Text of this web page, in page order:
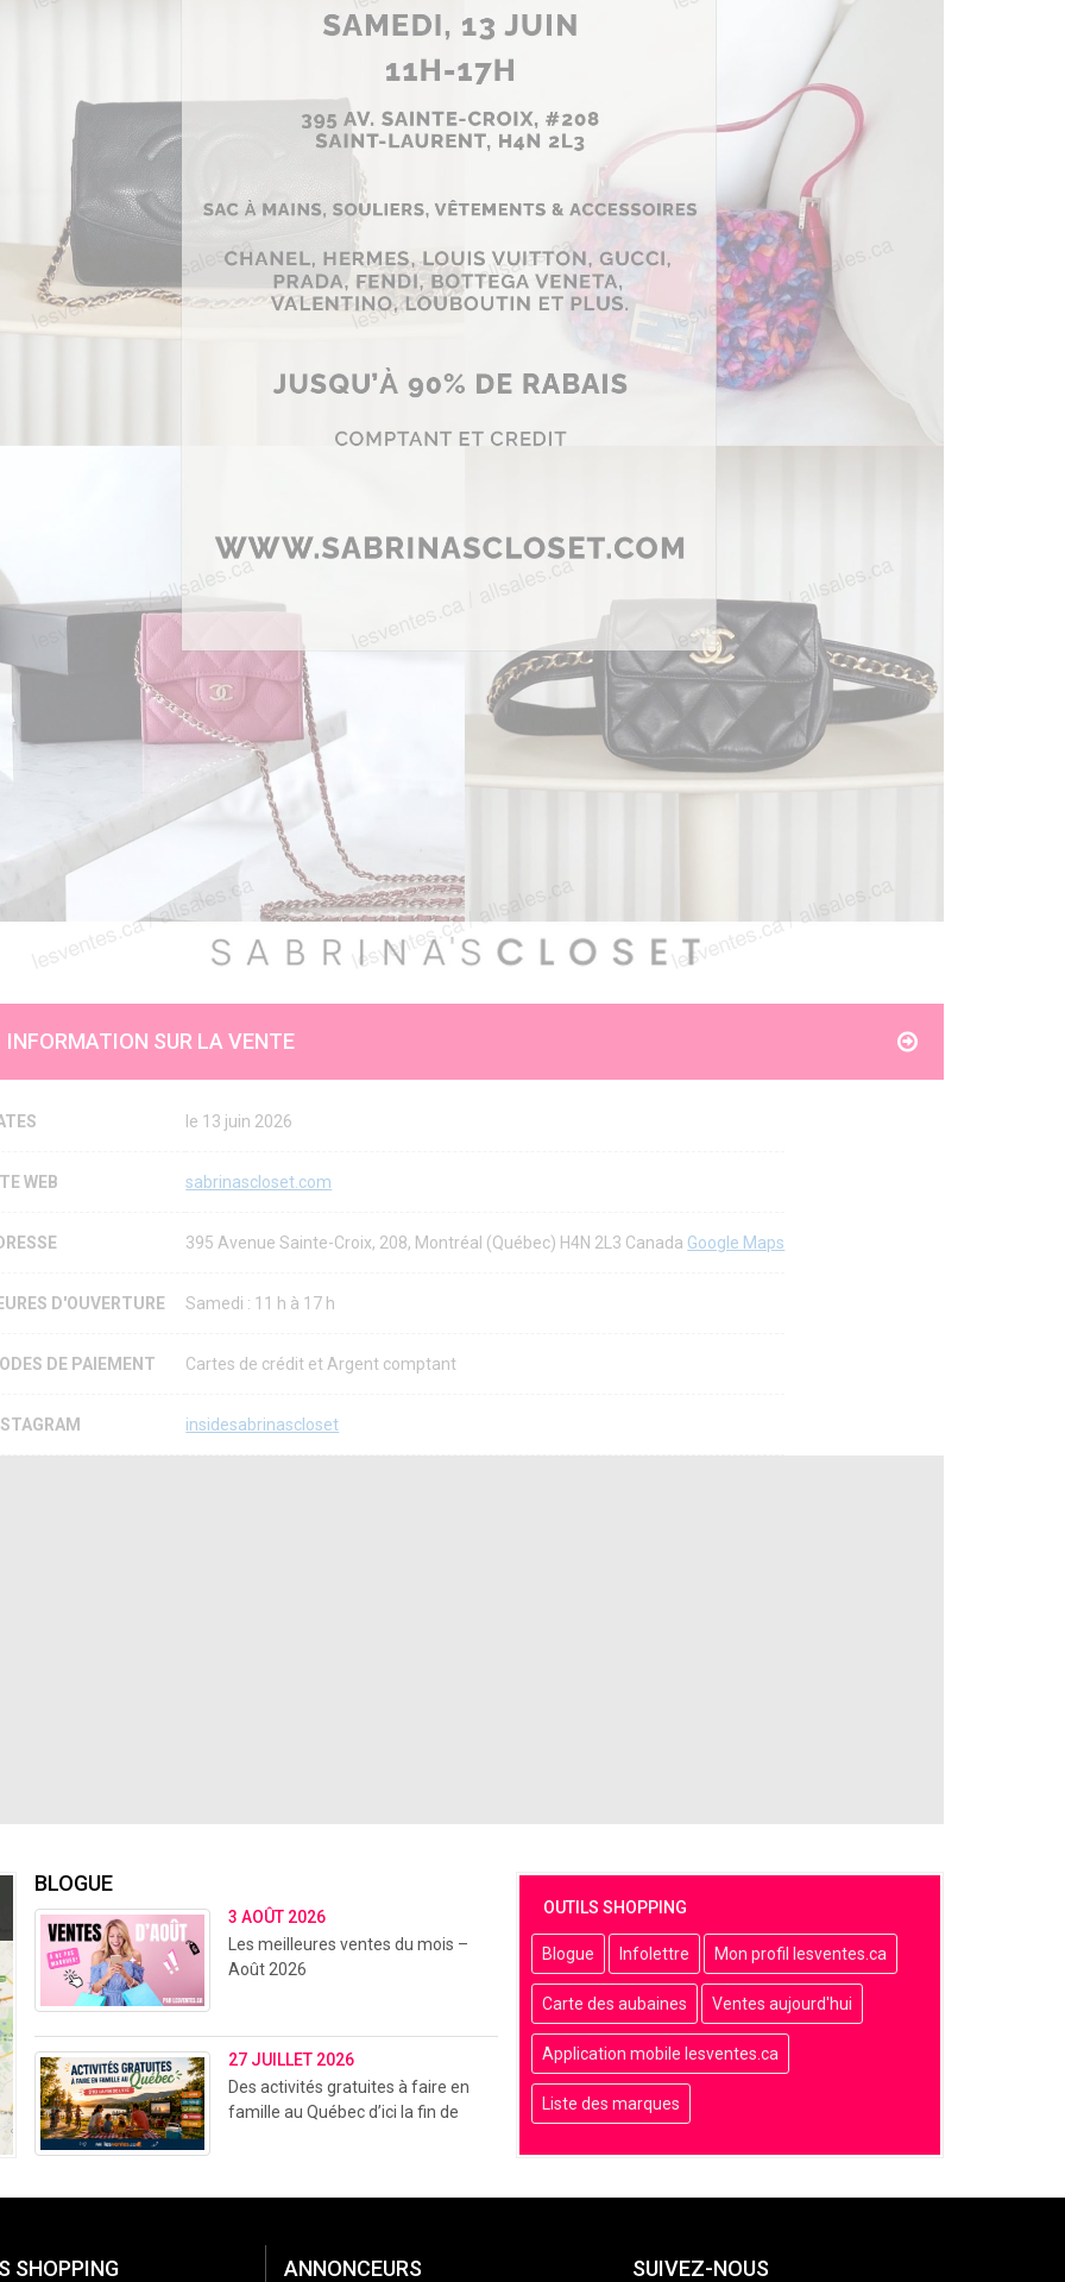
INFORMATION SUR LA VENTE
le 13 juin 2026
WEB sabrinascloset.com
395 Avenue Sainte-Croix, 208, Montréal (Québec) H4N 2L3 Canada Google Maps
D'OUVERTURE Samedi : 11 h à 17 h
DE PAIEMENT Cartes de crédit et Argent comptant
insidesabrinascloset
OUTILS SHOPPING
Blogue Infolettre Mon profil lesventes.ca
Carte des aubaines Ventes aujourd'hui
Application mobile lesventes.ca
Liste des marques
BLOGUE
3 AOÛT 2026
Les meilleures ventes du mois –
Août 2026
27 JUILLET 2026
Des activités gratuites à faire en
famille au Québec d’ici la fin de
SHOPPING ANNONCEURS SUIVEZ-NOUS